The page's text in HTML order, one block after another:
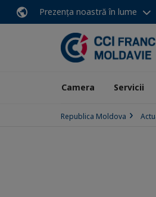
Prezența noastră în lume
Camera Servicii
Republica Moldova